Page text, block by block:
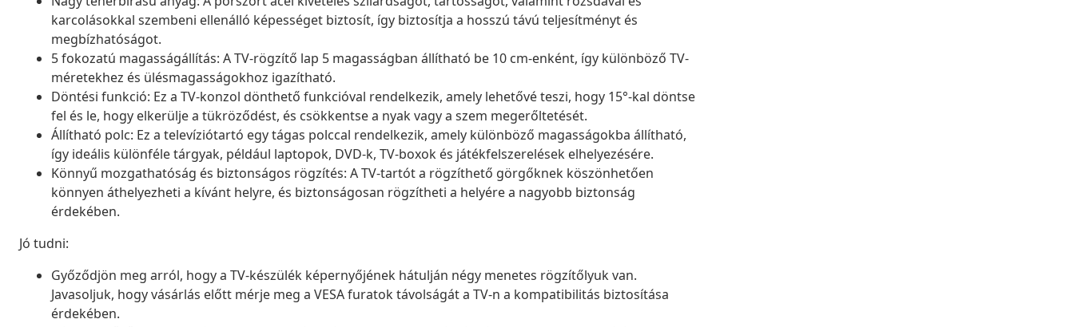
karcolásokkal szembeni ellenálló képességet biztosít, így biztosítja a hosszú távú teljesítményt és
megbízhatóságot.
5 fokozatú magasságállítás: A TV-rögzítő lap 5 magasságban állítható be 10 cm-enként, így különböző TV-
méretekhez és ülésmagasságokhoz igazítható.
Döntési funkció: Ez a TV-konzol dönthető funkcióval rendelkezik, amely lehetővé teszi, hogy 15°-kal döntse
fel és le, hogy elkerülje a tükröződést, és csökkentse a nyak vagy a szem megerőltetését.
Állítható polc: Ez a televíziótartó egy tágas polccal rendelkezik, amely különböző magasságokba állítható,
így ideális különféle tárgyak, például laptopok, DVD-k, TV-boxok és játékfelszerelések elhelyezésére.
Könnyű mozgathatóság és biztonságos rögzítés: A TV-tartót a rögzíthető görgőknek köszönhetően
könnyen áthelyezheti a kívánt helyre, és biztonságosan rögzítheti a helyére a nagyobb biztonság
érdekében.
Jó tudni:
Győződjön meg arról, hogy a TV-készülék képernyőjének hátulján négy menetes rögzítőlyuk van.
Javasoljuk, hogy vásárlás előtt mérje meg a VESA furatok távolságát a TV-n a kompatibilitás biztosítása
érdekében.